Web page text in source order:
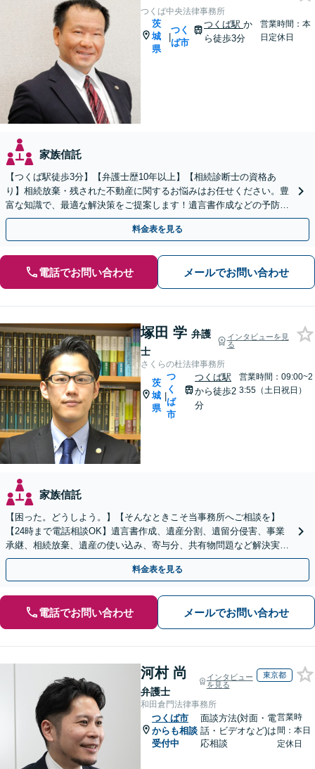
つくば中央法律事務所
茨
城
県
|
つく
ば市
つくば駅か
ら徒歩3分
営業時間：本
日定休日
家族信託
【つくば駅徒歩3分】【弁護士歴10年以上】【相続診断士の資格あ
り】相続放棄・残された不動産に関するお悩みはお任せください。豊
富な知識で、最適な解決策をご提案します！遺言書作成などの予防策
にも対応可能です【夜間・休日の相談可能】
料金表を見る
電話でお問い合わせ メールでお問い合わせ
塚田 学 弁護
士
インタビューを見
る
さくらの杜法律事務所
茨
城
県
|
つ
く
ば
市
つくば駅
から徒歩2
分
営業時間：09:00~2
3:55（土日祝日）
家族信託
【困った。どうしよう。】【そんなときこそ当事務所へご相談を】
【24時まで電話相談OK】遺言書作成、遺産分割、遺留分侵害、事業
承継、相続放棄、遺産の使い込み、寄与分、共有物問題など解決実績
多数【依頼者様の最善の解決を目指します】
料金表を見る
電話でお問い合わせ メールでお問い合わせ
河村 尚
弁護士
インタビュー
を見る
東京都
和田倉門法律事務所
つくば市
からも相談
受付中
面談方法(対面・電
話・ビデオなど)は
応相談
営業時
間：本日
定休日